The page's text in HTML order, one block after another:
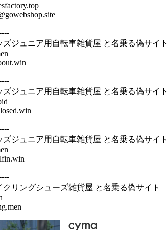
ズジュニア用自転車雑貨屋 と名乗る偽サイト
ズジュニア用自転車雑貨屋 と名乗る偽サイト
ズジュニア用自転車雑貨屋 と名乗る偽サイト
クリングシューズ雑貨屋 と名乗る偽サイト